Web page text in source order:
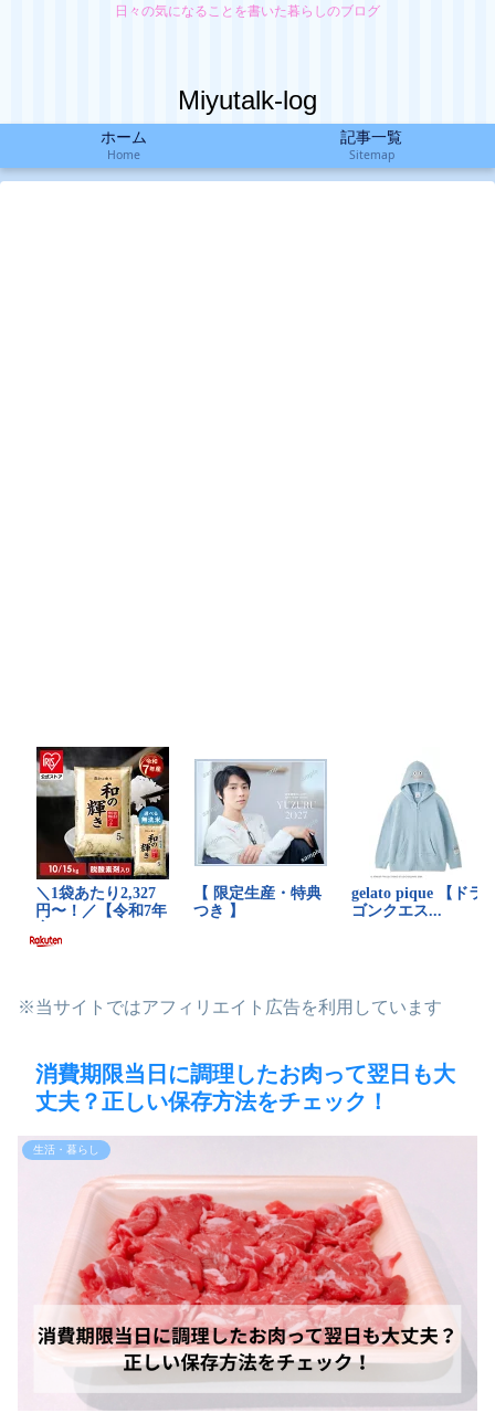
日々の気になることを書いた暮らしのブログ
Miyutalk-log
ホーム
Home
記事一覧
Sitemap
※当サイトではアフィリエイト広告を利用しています
消費期限当日に調理したお肉って翌日も大
丈夫？正しい保存方法をチェック！
生活・暮らし